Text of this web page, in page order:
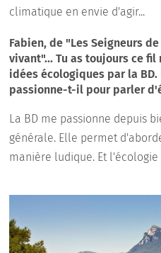
climatique en envie d'agir...
Fabien, de "Les Seigneurs
vivant"... Tu as toujours ce
idées écologiques par la
passionne-t-il pour parler
La BD me passionne depuis
générale. Elle permet
manière ludique. Et